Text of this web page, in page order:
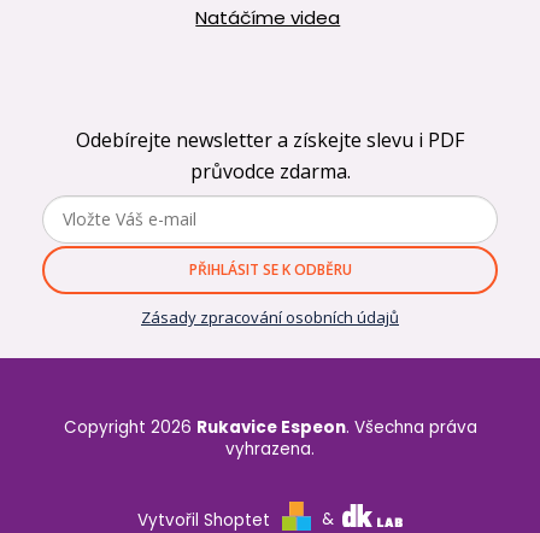
Natáčíme videa
Odebírejte newsletter a získejte slevu i PDF
průvodce zdarma.
PŘIHLÁSIT SE K ODBĚRU
Zásady zpracování osobních údajů
Vytvořil Shoptet &
Copyright 2026 Rukavice Espeon. Všechna práva
vyhrazena.